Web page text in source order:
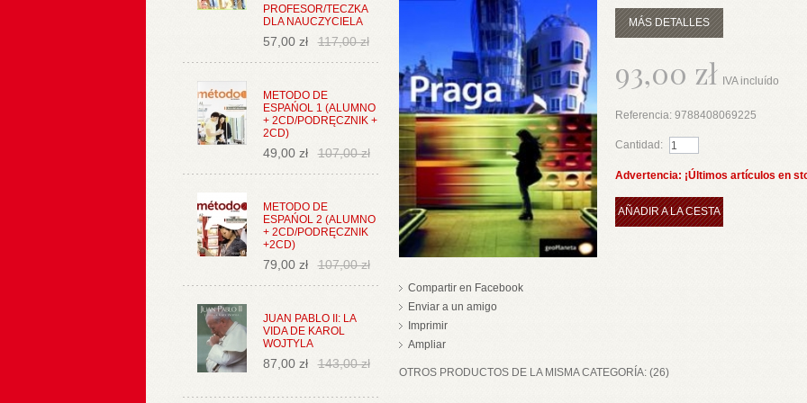
PROFESOR/TECZKA
DLA NAUCZYCIELA
57,00 zł 117,00 zł
METODO DE
ESPAŃOL 1 (ALUMNO
+ 2CD/PODRĘCZNIK +
2CD)
49,00 zł 107,00 zł
METODO DE
ESPAŃOL 2 (ALUMNO
+ 2CD/PODRĘCZNIK
+2CD)
79,00 zł 107,00 zł
JUAN PABLO II: LA
VIDA DE KAROL
WOJTYLA
87,00 zł 143,00 zł
Compartir en Facebook
Enviar a un amigo
Imprimir
Ampliar
MÁS DETALLES
93,00 zł IVA incluído
Referencia: 9788408069225
Cantidad:
Advertencia: ¡Últimos artículos en
AÑADIR A LA CESTA
OTROS PRODUCTOS DE LA MISMA CATEGORÍA: (26)